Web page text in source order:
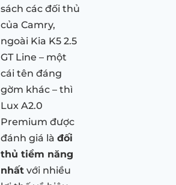
sách các đối thủ
của Camry,
ngoài Kia K5 2.5
GT Line – một
cái tên đáng
gờm khác – thì
Lux A2.0
Premium được
đánh giá là đối
thủ tiềm năng
nhất với nhiều